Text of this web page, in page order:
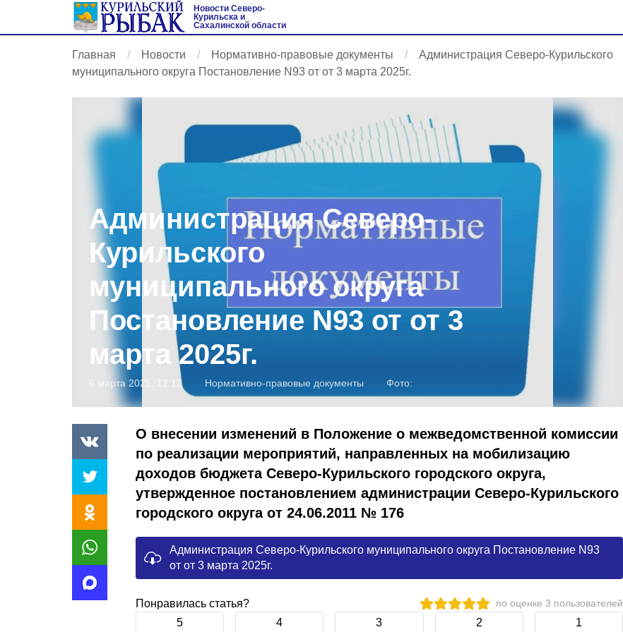
Новости Северо-
Курильска и
Сахалинской области
Главная Новости Нормативно-правовые документы
Администрация Северо-Курильского
муниципального округа Постановление N93 от от 3 марта 2025г.
Администрация Северо-
Курильского
муниципального округа
Постановление N93 от от 3
марта 2025г.
6 марта 2025, 12:12 Нормативно-правовые документы Фото:
О внесении изменений в Положение о межведомственной комиссии
по реализации мероприятий, направленных на мобилизацию
доходов бюджета Северо-Курильского городского округа,
утвержденное постановлением администрации Северо-Курильского
городского округа от 24.06.2011 № 176
Администрация Северо-Курильского муниципального округа Постановление N93
от от 3 марта 2025г.
Понравилась статья? по оценке 3 пользователей
5 4 3 2 1